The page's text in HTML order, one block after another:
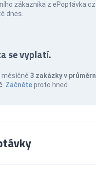
zákazníka z ePoptávka.cz
dnes.
se vyplatí.
měsíčně 3 zakázky v
Začněteproto hned.